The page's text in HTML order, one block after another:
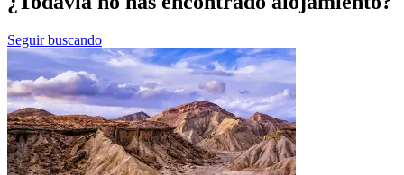
Seguir buscando